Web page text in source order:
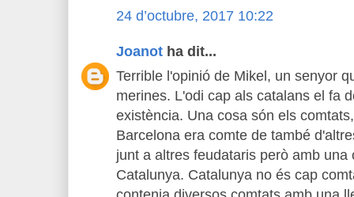
24 d’octubre, 2017 10:22
Joanot ha dit...
Terrible l'opinió de Mikel, un senyor
merines. L'odi cap als catalans el fa
existència. Una cosa són els
Barcelona era comte de també
junt a altres feudataris però amb
Catalunya. Catalunya no és cap